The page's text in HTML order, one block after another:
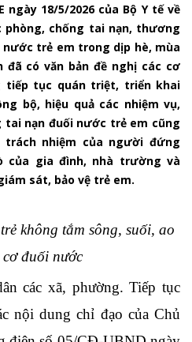
ngày 18/5/2026 của Bộ Y tế về
chống tai nạn, thương
trẻ em trong dịp hè, mùa
đã có văn bản đề nghị các cơ
tiếp tục quán triệt, triển khai
bộ, hiệu quả các nhiệm vụ,
tai nạn đuối nước trẻ em cũng
nhiệm của người đứng
gia đình, nhà trường và
sát, bảo vệ trẻ em.
không tắm sông, suối, ao
đuối nước
các xã, phường.Tiếp tục
nội dung chỉ đạo của Chủ